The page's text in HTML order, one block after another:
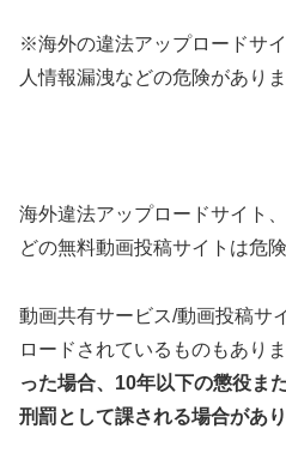
※海外の違法アップロードサ
人情報漏洩などの危険があり
海外違法アップロードサイト
どの無料動画投稿サイトは危
動画共有サービス/動画投稿サ
ロードされているものもありま
った場合、10年以下の懲役ま
刑罰として課される場合があ